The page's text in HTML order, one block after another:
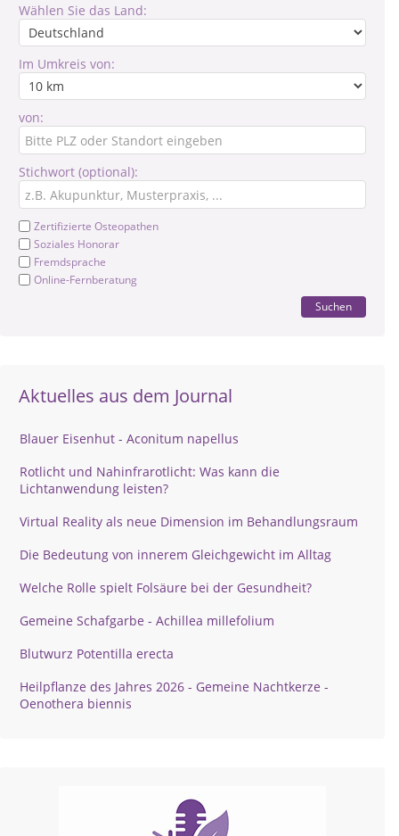
Wählen Sie das Land:
Im Umkreis von:
von:
Stichwort (optional):
Zertifizierte Osteopathen
Soziales Honorar
Fremdsprache
Online-Fernberatung
Suchen
Aktuelles aus dem Journal
Blauer Eisenhut - Aconitum napellus
Rotlicht und Nahinfrarotlicht: Was kann die
Lichtanwendung leisten?
Virtual Reality als neue Dimension im Behandlungsraum
Die Bedeutung von innerem Gleichgewicht im Alltag
Welche Rolle spielt Folsäure bei der Gesundheit?
Gemeine Schafgarbe - Achillea millefolium
Blutwurz Potentilla erecta
Heilpflanze des Jahres 2026 - Gemeine Nachtkerze -
Oenothera biennis